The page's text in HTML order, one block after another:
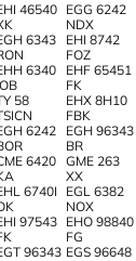
46540
EGG 6242
NDX
6343
EHI 8742
FOZ
6340
EHF 65451
FK
58
EHX 8H10
FBK
6242
EGH 96343
BR
6420
GME 263
XX
6740I
EGL 6382
NOX
97543
EHO 98840
FG
96343 EGS 96648